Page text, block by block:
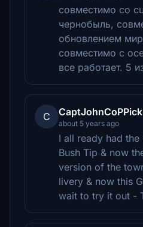
совместимо со
чернобыль,
обновлением
совместимо с
все работает. 5
C
about 5 years ago
I all ready had
Bush Tip & now
version of the
livery & now this
wait to try it out -